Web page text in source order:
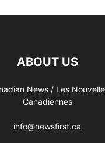
ABOUT US
News / Les
Canadiennes
info@newsfirst.ca